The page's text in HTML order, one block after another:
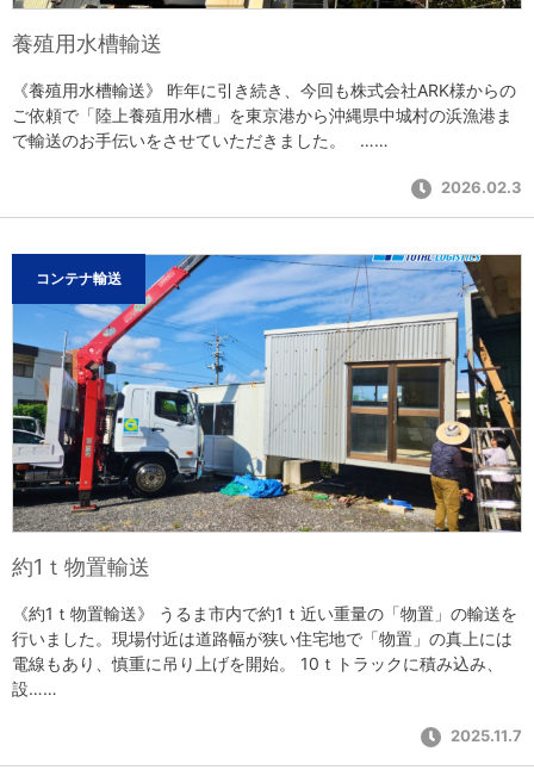
養殖用水槽輸送
《養殖用水槽輸送》 昨年に引き続き、今回も株式会社ARK様からの
ご依頼で「陸上養殖用水槽」を東京港から沖縄県中城村の浜漁港ま
で輸送のお手伝いをさせていただきました。 ……
2026.02.3
コンテナ輸送
約1ｔ物置輸送
《約1ｔ物置輸送》 うるま市内で約1ｔ近い重量の「物置」の輸送を
行いました。現場付近は道路幅が狭い住宅地で「物置」の真上には
電線もあり、慎重に吊り上げを開始。 10ｔトラックに積み込み、
設……
2025.11.7